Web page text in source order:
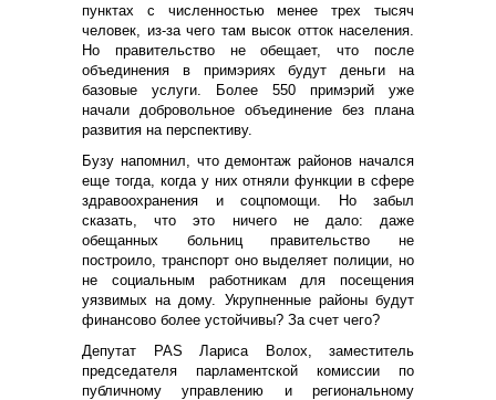
пунктах с численностью менее трех тысяч
человек, из-за чего там высок отток населения.
Но правительство не обещает, что после
объединения в примэриях будут деньги на
базовые услуги. Более 550 примэрий уже
начали добровольное объединение без плана
развития на перспективу.
Бузу напомнил, что демонтаж районов начался
еще тогда, когда у них отняли функции в сфере
здравоохранения и соцпомощи. Но забыл
сказать, что это ничего не дало: даже
обещанных больниц правительство не
построило, транспорт оно выделяет полиции, но
не социальным работникам для посещения
уязвимых на дому. Укрупненные районы будут
финансово более устойчивы? За счет чего?
Депутат PAS Лариса Волох, заместитель
председателя парламентской комиссии по
публичному управлению и региональному